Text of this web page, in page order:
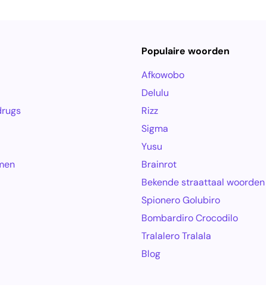
Populaire woorden
Afkowobo
Delulu
Rizz
Sigma
Yusu
Brainrot
Bekende straattaal woorden
Spionero Golubiro
Bombardiro Crocodilo
Tralalero Tralala
Blog